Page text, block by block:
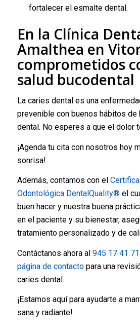
fortalecer el esmalte dental.
En la Clínica
Amalthea en
comprometidos
salud bucodental
La caries dental es una
prevenible con buenos hábitos de
dental. No esperes a que el dolor
¡Agenda tu cita con nosotros hoy
sonrisa!
Además, contamos con el
Odontológica DentalQuality® el
buen hacer y nuestra buena
en el paciente y su bienestar,
tratamiento personalizado y de
Contáctanos ahora al 945 17 41 71
página de contactopara una
caries dental.
¡Estamos aquí para ayudarte a
sana y radiante!